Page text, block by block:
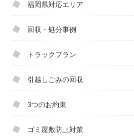
福岡県対応エリア
回収・処分事例
トラックプラン
引越しごみの回収
3つのお約束
ゴミ屋敷防止対策